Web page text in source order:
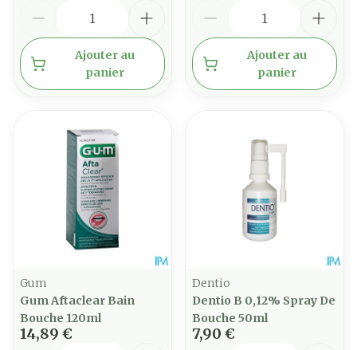
Ajouter au
panier
Ajouter au
panier
Gum
Gum Aftaclear Bain
Bouche 120ml
14,89 €
Dentio
Dentio B 0,12% Spray De
Bouche 50ml
7,90 €